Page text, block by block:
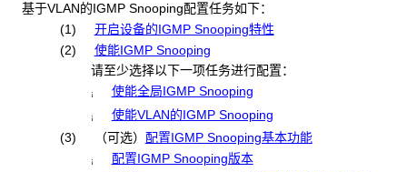
基于VLAN的IGMP Snooping配置任务如下：
(1)
开启设备的IGMP Snooping特性
(2)
使能IGMP Snooping
请至少选择以下一项任务进行配置：
¡ 使能全局IGMP Snooping
¡
使能VLAN的IGMP Snooping
(3)
（可选） 配置IGMP Snooping基本功能
¡ 配置IGMP Snooping版本